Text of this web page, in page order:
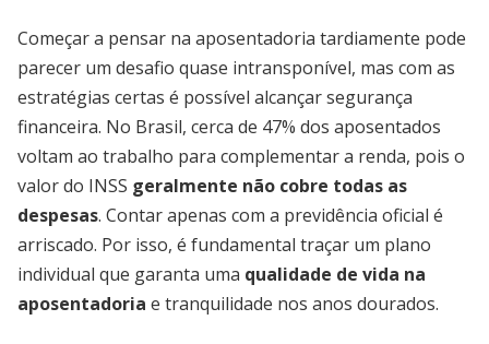
Começar a pensar na aposentadoria tardiamente pode
parecer um desafio quase intransponível, mas com as
estratégias certas é possível alcançar segurança
financeira. No Brasil, cerca de 47% dos aposentados
voltam ao trabalho para complementar a renda, pois o
valor do INSS geralmente não cobre todas as
despesas. Contar apenas com a previdência oficial é
arriscado. Por isso, é fundamental traçar um plano
individual que garanta uma qualidade de vida na
aposentadoria e tranquilidade nos anos dourados.